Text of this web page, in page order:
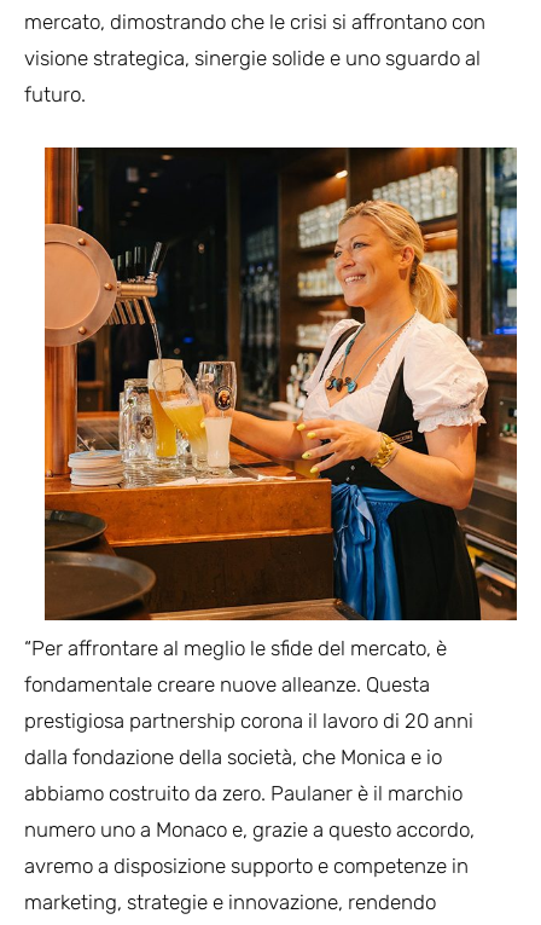
mercato, dimostrando che le crisi si affrontano con
visione strategica, sinergie solide e uno sguardo al
futuro.
“Per affrontare al meglio le sfide del mercato, è
fondamentale creare nuove alleanze. Questa
prestigiosa partnership corona il lavoro di 20 anni
dalla fondazione della società, che Monica e io
abbiamo costruito da zero. Paulaner è il marchio
numero uno a Monaco e, grazie a questo accordo,
avremo a disposizione supporto e competenze in
marketing, strategie e innovazione, rendendo